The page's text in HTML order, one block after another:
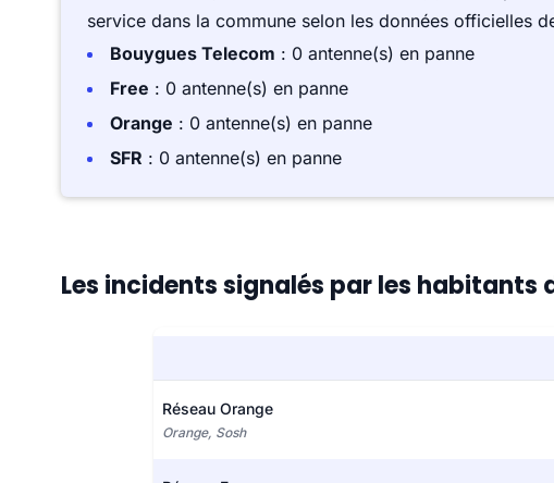
service dans la commune selon les données officielles
Bouygues Telecom : 0 antenne(s) en panne
Free : 0 antenne(s) en panne
Orange : 0 antenne(s) en panne
SFR : 0 antenne(s) en panne
Les incidents signalés par les habitants
Réseau Orange
Orange, Sosh